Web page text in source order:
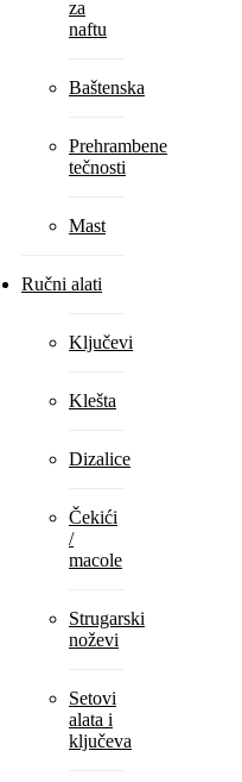
za
naftu
Baštenska
Prehrambene
tečnosti
Mast
Ručni alati
Ključevi
Klešta
Dizalice
Čekići
/
macole
Strugarski
noževi
Setovi
alata i
ključeva